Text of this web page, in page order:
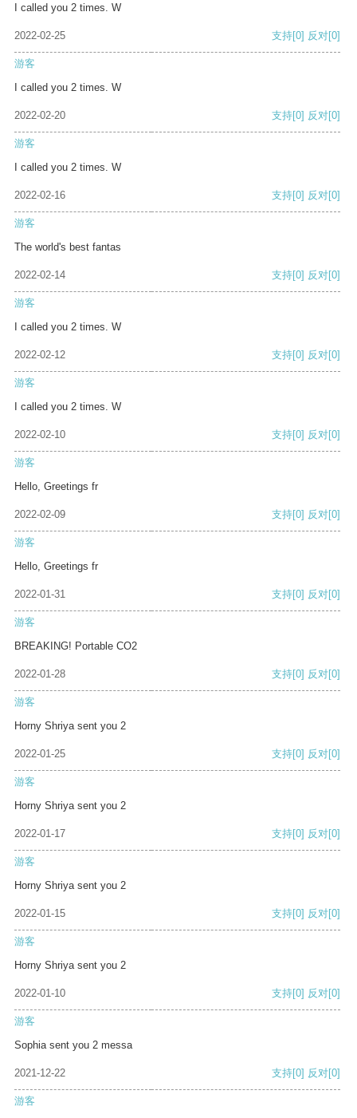
I called you 2 times. W
2022-02-25 支持[0] 反对[0]
游客
I called you 2 times. W
2022-02-20 支持[0] 反对[0]
游客
I called you 2 times. W
2022-02-16 支持[0] 反对[0]
游客
The world's best fantas
2022-02-14 支持[0] 反对[0]
游客
I called you 2 times. W
2022-02-12 支持[0] 反对[0]
游客
I called you 2 times. W
2022-02-10 支持[0] 反对[0]
游客
Hello, Greetings fr
2022-02-09 支持[0] 反对[0]
游客
Hello, Greetings fr
2022-01-31 支持[0] 反对[0]
游客
BREAKING! Portable CO2
2022-01-28 支持[0] 反对[0]
游客
Horny Shriya sent you 2
2022-01-25 支持[0] 反对[0]
游客
Horny Shriya sent you 2
2022-01-17 支持[0] 反对[0]
游客
Horny Shriya sent you 2
2022-01-15 支持[0] 反对[0]
游客
Horny Shriya sent you 2
2022-01-10 支持[0] 反对[0]
游客
Sophia sent you 2 messa
2021-12-22 支持[0] 反对[0]
游客